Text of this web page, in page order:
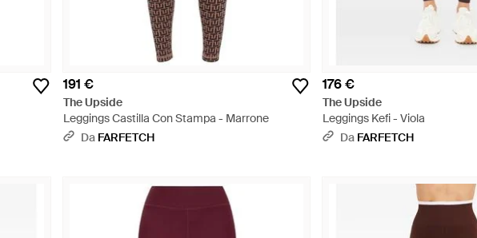
191 €
The Upside
Leggings Castilla Con Stampa - Marrone
Da FARFETCH
176 €
The Upside
Leggings Kefi - Viola
Da FARFETCH